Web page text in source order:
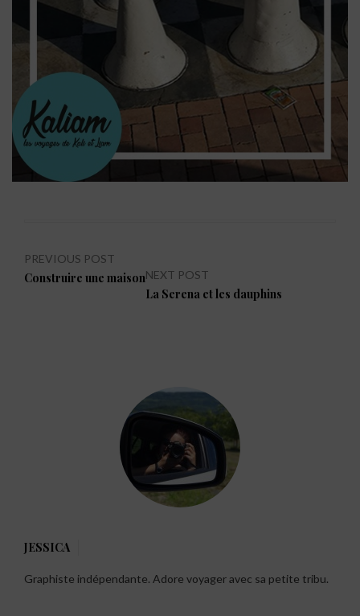
Navigation
de
PREVIOUS POST
Previous
Construire une maisonNEXT POST
Next
La Serena et les dauphins
JESSICA
Graphiste indépendante. Adore voyager avec sa petite tribu.